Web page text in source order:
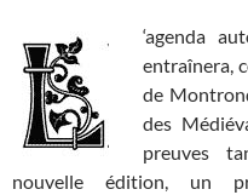
‘agenda
entraînera,
de
des
preuves
nouvelle édition, un